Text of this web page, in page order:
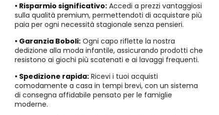
• Risparmio significativo: Accedi a prezzi vantaggiosi
sulla qualità premium, permettendoti di acquistare più
paia per ogni necessità stagionale senza pensieri.
• Garanzia Boboli: Ogni capo riflette la nostra
dedizione alla moda infantile, assicurando prodotti che
resistono ai giochi più scatenati e ai lavaggi frequenti.
• Spedizione rapida: Ricevi i tuoi acquisti
comodamente a casa in tempi brevi, con un sistema
di consegna affidabile pensato per le famiglie
moderne.